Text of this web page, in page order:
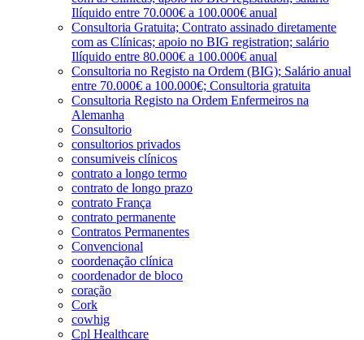
Ilíquido entre 70.000€ a 100.000€ anual
Consultoria Gratuita; Contrato assinado diretamente
com as Clínicas; apoio no BIG registration; salário
Ilíquido entre 80.000€ a 100.000€ anual
Consultoria no Registo na Ordem (BIG); Salário anual
entre 70.000€ a 100.000€; Consultoria gratuita
Consultoria Registo na Ordem Enfermeiros na
Alemanha
Consultorio
consultorios privados
consumiveis clínicos
contrato a longo termo
contrato de longo prazo
contrato França
contrato permanente
Contratos Permanentes
Convencional
coordenação clínica
coordenador de bloco
coração
Cork
cowhig
Cpl Healthcare